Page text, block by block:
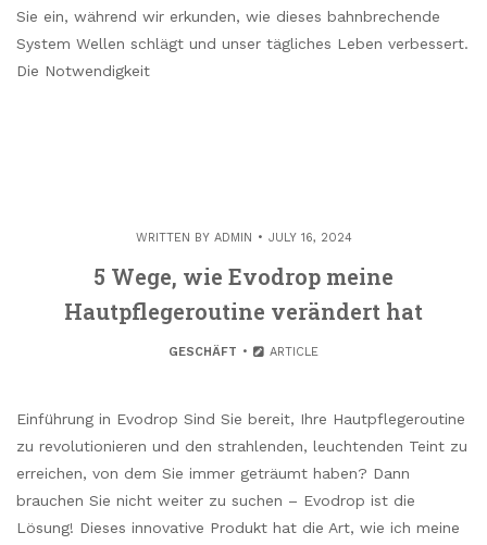
Sie ein, während wir erkunden, wie dieses bahnbrechende
System Wellen schlägt und unser tägliches Leben verbessert.
Die Notwendigkeit
WRITTEN BY ADMIN JULY 16, 2024
5 Wege, wie Evodrop meine
Hautpflegeroutine verändert hat
GESCHÄFT ARTICLE
Einführung in Evodrop Sind Sie bereit, Ihre Hautpflegeroutine
zu revolutionieren und den strahlenden, leuchtenden Teint zu
erreichen, von dem Sie immer geträumt haben? Dann
brauchen Sie nicht weiter zu suchen – Evodrop ist die
Lösung! Dieses innovative Produkt hat die Art, wie ich meine